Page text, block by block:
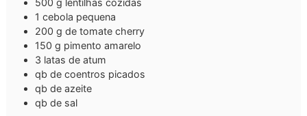
1 cebola pequena
200 g de tomate cherry
150 g pimento amarelo
3 latas de atum
qb de coentros picados
qb de azeite
qb de sal